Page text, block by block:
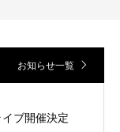
お知らせ一覧
ブ開催決定